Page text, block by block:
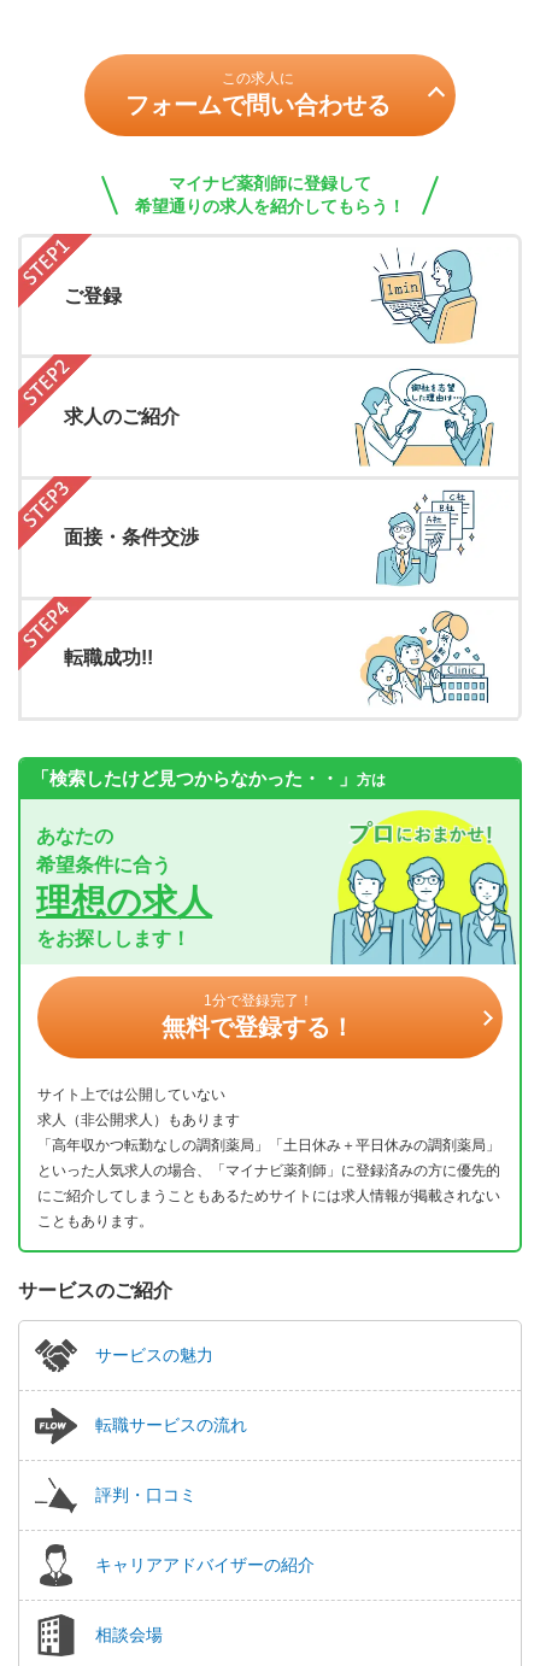
この求人に
フォームで問い合わせる
マイナビ薬剤師に登録して
希望通りの求人を紹介してもらう！
ご登録
求人のご紹介
面接・条件交渉
転職成功!!
「検索したけど見つからなかった・・」 方は
あなたの
希望条件に合う
理想の求人
をお探しします！
1分で登録完了！
無料で登録する！
サイト上では公開していない
求人（非公開求人）もあります
「高年収かつ転勤なしの調剤薬局」「土日休み＋平日休みの調剤薬局」
といった人気求人の場合、「マイナビ薬剤師」に登録済みの方に優先的
にご紹介してしまうこともあるためサイトには求人情報が掲載されない
こともあります。
サービスのご紹介
サービスの魅力
転職サービスの流れ
評判・口コミ
キャリアアドバイザーの紹介
相談会場